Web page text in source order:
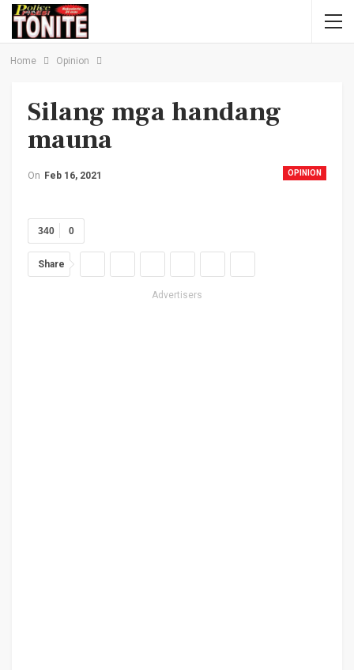
Home Opinion
Silang mga handang
mauna
OPINION
On Feb 16, 2021
0
340
Share
Advertisers